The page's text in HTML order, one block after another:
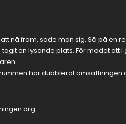
nå fram, sade man sig. Så på en
en lysande plats. För modet att
har dubblerat omsättningen